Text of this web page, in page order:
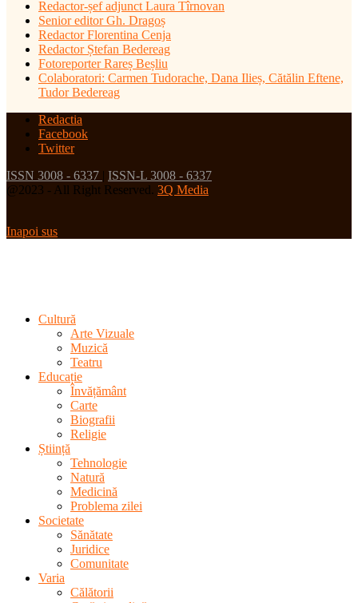
Redactor-șef adjunct Laura Tîrnovan
Senior editor Gh. Dragoș
Redactor Florentina Cenja
Redactor Ștefan Bedereag
Fotoreporter Rareș Beșliu
Colaboratori: Carmen Tudorache, Dana Ilieș, Cătălin Eftene,
Tudor Bedereag
Redactia
Facebook
Twitter
ISSN 3008 - 6337 | ISSN-L 3008 - 6337
@2023 - All Right Reserved. 3Q Media
Inapoi sus
Cultură
Arte Vizuale
Muzică
Teatru
Educație
Învățământ
Carte
Biografii
Religie
Știință
Tehnologie
Natură
Medicină
Problema zilei
Societate
Sănătate
Juridice
Comunitate
Varia
Călătorii